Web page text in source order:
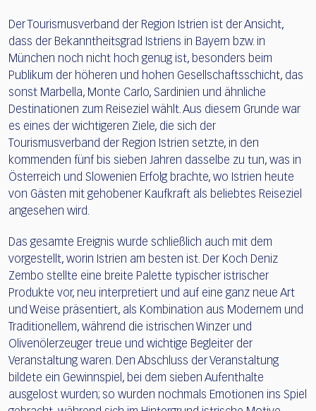
Der Tourismusverband der Region Istrien ist der Ansicht,
dass der Bekanntheitsgrad Istriens in Bayern bzw. in
München noch nicht hoch genug ist, besonders beim
Publikum der höheren und hohen Gesellschaftsschicht, das
sonst Marbella, Monte Carlo, Sardinien und ähnliche
Destinationen zum Reiseziel wählt. Aus diesem Grunde war
es eines der wichtigeren Ziele, die sich der
Tourismusverband der Region Istrien setzte, in den
kommenden fünf bis sieben Jahren dasselbe zu tun, was in
Österreich und Slowenien Erfolg brachte, wo Istrien heute
von Gästen mit gehobener Kaufkraft als beliebtes Reiseziel
angesehen wird.
Das gesamte Ereignis wurde schließlich auch mit dem
vorgestellt, worin Istrien am besten ist. Der Koch Deniz
Zembo stellte eine breite Palette typischer istrischer
Produkte vor, neu interpretiert und auf eine ganz neue Art
und Weise präsentiert, als Kombination aus Modernem und
Traditionellem, während die istrischen Winzer und
Olivenölerzeuger treue und wichtige Begleiter der
Veranstaltung waren. Den Abschluss der Veranstaltung
bildete ein Gewinnspiel, bei dem sieben Aufenthalte
ausgelost wurden; so wurden nochmals Emotionen ins Spiel